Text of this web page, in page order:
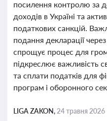
посилення контролю за
доходів в Україні та
податкових санкцій.
подання декларації
спрощує процес для
підкреслює важливість
та сплати податків для
програм і оборонного
LIGA ZAKON, 24 травня 2026